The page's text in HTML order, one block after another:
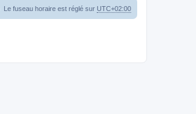
Le fuseau horaire est réglé sur UTC+02:00